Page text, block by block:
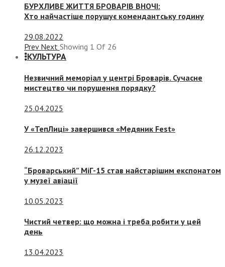
БУРХЛИВЕ ЖИТТЯ БРОВАРІВ ВНОЧІ:
Хто найчастіше порушує комендантську годину
29.08.2022
Prev Next Showing 1 Of 26
КУЛЬТУРА
Незвичний меморіал у центрі Броварів. Сучасне
мистецтво чи порушення порядку?
25.04.2025
У «ТепЛиці» завершився «Медяник Fest»
26.12.2023
“Броварський” МіГ-15 став найстарішим експонатом
у музеї авіації
10.05.2023
Чистий четвер: що можна і треба робити у цей
день
13.04.2023